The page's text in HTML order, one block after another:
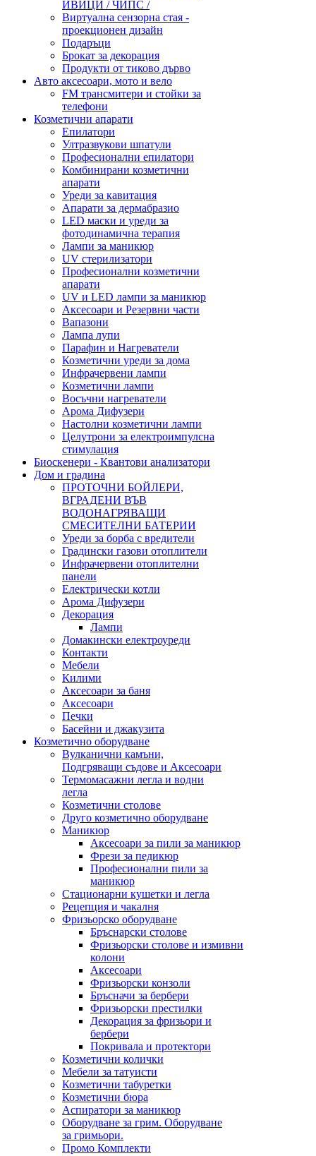
ИВИЦИ / ЧИПС /
Виртуална сензорна стая -
проекционен дизайн
Подаръци
Брокат за декорация
Продукти от тиково дърво
Авто аксесоари, мото и вело
FM трансмитери и стойки за
телефони
Козметични апарати
Епилатори
Ултразвукови шпатули
Професионални епилатори
Комбинирани козметични
апарати
Уреди за кавитация
Апарати за дермабразио
LED маски и уреди за
фотодинамична терапия
Лампи за маникюр
UV стерилизатори
Професионални козметични
апарати
UV и LED лампи за маникюр
Аксесоари и Резервни части
Вапазони
Лампа лупи
Парафин и Нагреватели
Козметични уреди за дома
Инфрачервени лампи
Козметични лампи
Восъчни нагреватели
Арома Дифузери
Настолни козметични лампи
Целутрони за електроимпулсна
стимулация
Биоскенери - Квантови анализатори
Дом и градина
ПРОТОЧНИ БОЙЛЕРИ,
ВГРАДЕНИ ВЪВ
ВОДОНАГРЯВАЩИ
СМЕСИТЕЛНИ БАТЕРИИ
Уреди за борба с вредители
Градински газови отоплители
Инфрачервени отоплителни
панели
Електрически котли
Арома Дифузери
Декорация
Лампи
Домакински електроуреди
Контакти
Мебели
Килими
Аксесоари за баня
Аксесоари
Печки
Басейни и джакузита
Козметично оборудване
Вулканични камъни,
Подгряващи съдове и Аксесоари
Термомасажни легла и водни
легла
Козметични столове
Друго козметично оборудване
Маникюр
Аксесоари за пили за маникюр
Фрези за педикюр
Професионални пили за
маникюр
Стационарни кушетки и легла
Рецепция и чакалня
Фризьорско оборудване
Бръснарски столове
Фризьорски столове и измивни
колони
Аксесоари
Фризьорски конзоли
Бръсначи за бербери
Фризьорски престилки
Декорация за фризьори и
бербери
Покривала и протектори
Козметични колички
Мебели за татуисти
Козметични табуретки
Козметични бюра
Аспиратори за маникюр
Оборудване за грим. Оборудване
за гримьори.
Промо Комплекти